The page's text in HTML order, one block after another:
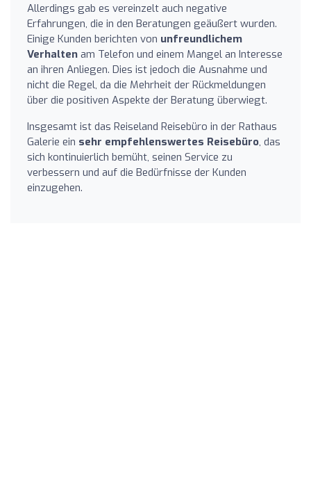
Allerdings gab es vereinzelt auch negative
Erfahrungen, die in den Beratungen geäußert wurden.
Einige Kunden berichten von unfreundlichem
Verhalten am Telefon und einem Mangel an Interesse
an ihren Anliegen. Dies ist jedoch die Ausnahme und
nicht die Regel, da die Mehrheit der Rückmeldungen
über die positiven Aspekte der Beratung überwiegt.
Insgesamt ist das Reiseland Reisebüro in der Rathaus
Galerie ein sehr empfehlenswertes Reisebüro, das
sich kontinuierlich bemüht, seinen Service zu
verbessern und auf die Bedürfnisse der Kunden
einzugehen.